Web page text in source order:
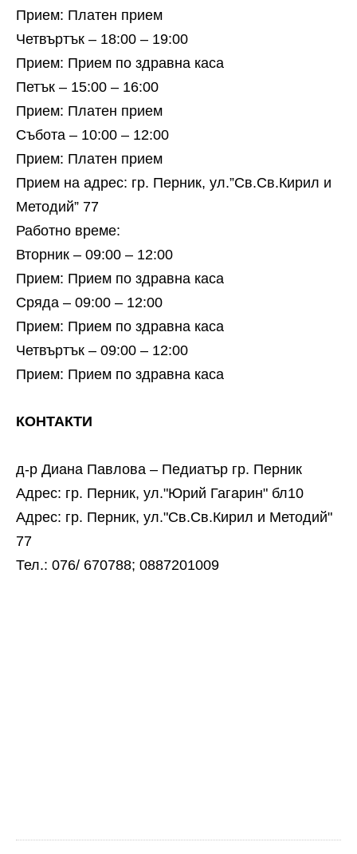
Прием: Платен прием
Четвъртък – 18:00 – 19:00
Прием: Прием по здравна каса
Петък – 15:00 – 16:00
Прием: Платен прием
Събота – 10:00 – 12:00
Прием: Платен прием
Прием на адрес: гр. Перник, ул.”Св.Св.Кирил и
Методий” 77
Работно време:
Вторник – 09:00 – 12:00
Прием: Прием по здравна каса
Сряда – 09:00 – 12:00
Прием: Прием по здравна каса
Четвъртък – 09:00 – 12:00
Прием: Прием по здравна каса
КОНТАКТИ
д-р Диана Павлова – Педиатър гр. Перник
Адрес: гр. Перник, ул."Юрий Гагарин" бл10
Адрес: гр. Перник, ул."Св.Св.Кирил и Методий"
77
Тел.: 076/ 670788; 0887201009